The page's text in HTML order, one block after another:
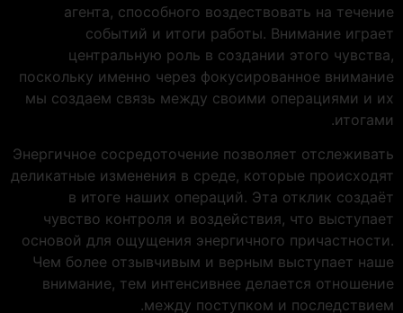
агента, способного воздествовать на течение
событий и итоги работы. Внимание играет
центральную роль в создании этого чувства,
поскольку именно через фокусированное внимание
мы создаем связь между своими операциями и их
итогами.
Энергичное сосредоточение позволяет отслеживать
деликатные изменения в среде, которые происходят
в итоге наших операций. Эта отклик создаёт
чувство контроля и воздействия, что выступает
основой для ощущения энергичного причастности.
Чем более отзывчивым и верным выступает наше
внимание, тем интенсивнее делается отношение
между поступком и последствием.